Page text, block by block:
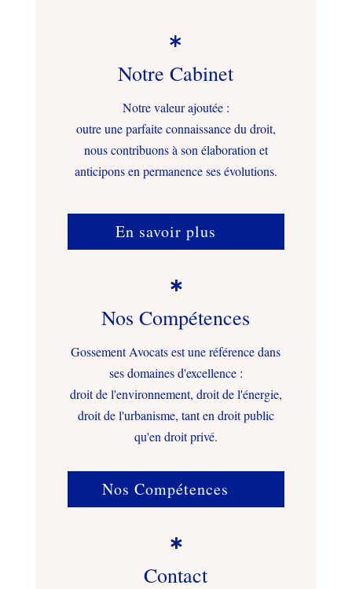

Notre Cabinet
Notre valeur ajoutée :
outre une parfaite connaissance du droit,
nous contribuons à son élaboration et
anticipons en permanence ses évolutions.
En savoir plus

Nos Compétences
Gossement Avocats est une référence dans
ses domaines d'excellence :
droit de l'environnement, droit de l'énergie,
droit de l'urbanisme, tant en droit public
qu'en droit privé.
Nos Compétences

Contact